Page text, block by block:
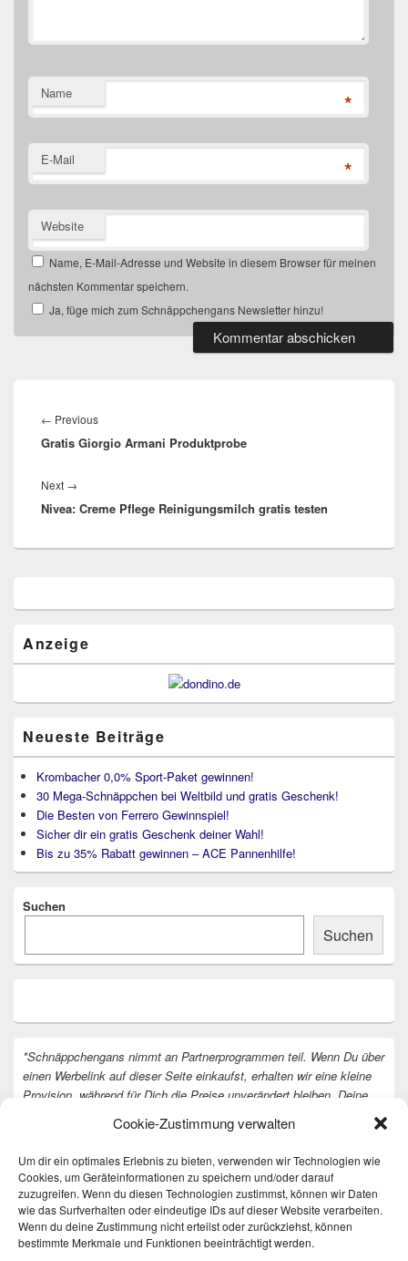
Cookie-Zustimmung verwalten
Um dir ein optimales Erlebnis zu bieten, verwenden wir Technologien wie
Cookies, um Geräteinformationen zu speichern und/oder darauf
zuzugreifen. Wenn du diesen Technologien zustimmst, können wir Daten
wie das Surfverhalten oder eindeutige IDs auf dieser Website verarbeiten.
Wenn du deine Zustimmung nicht erteilst oder zurückziehst, können
bestimmte Merkmale und Funktionen beeinträchtigt werden.
Name *
E-Mail *
Website
Name, E-Mail-Adresse und Website in diesem Browser für meinen
nächsten Kommentar speichern.
Ja, füge mich zum Schnäppchengans Newsletter hinzu!
← PreviousPrevious
post:
Gratis Giorgio Armani Produktprobe
Next →
post:
Nivea: Creme Pflege Reinigungsmilch gratis testen
Widget-
Anzeige
Neueste Beiträge
Krombacher 0,0% Sport-Paket gewinnen!
30 Mega-Schnäppchen bei Weltbild und gratis Geschenk!
Die Besten von Ferrero Gewinnspiel!
Sicher dir ein gratis Geschenk deiner Wahl!
Bis zu 35% Rabatt gewinnen – ACE Pannenhilfe!
Suchen
Suchen
*Schnäppchengans nimmt an Partnerprogrammen teil. Wenn Du über
einen Werbelink auf dieser Seite einkaufst, erhalten wir eine kleine
Provision, während für Dich die Preise unverändert bleiben. Deine
Vielen Dank dafür!